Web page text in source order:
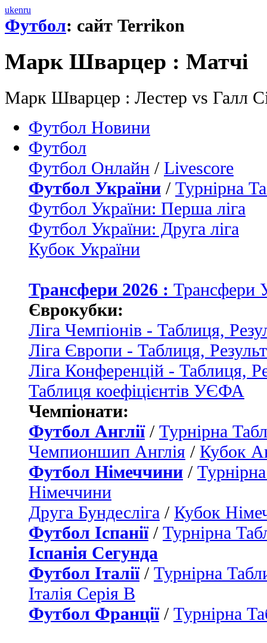
ukenru
Футбол: сайт Terrikon
Марк Шварцер : Матчi
Марк Шварцер : Лестер vs Галл
Футбол Новини
Футбол
Футбол Онлайн / Livescore
Футбол України / Турнірна
Футбол України: Перша ліга
Футбол України: Друга ліга
Кубок України
Трансфери 2026 : Трансфери
Єврокубки:
Ліга Чемпіонів - Таблиця,
Ліга Європи - Таблиця,
Ліга Конференцій - Таблиця,
Таблиця коефіцієнтів УЄФА
Чемпіонати:
Футбол Англії/ Турнірна
Чемпионшип Англія / Кубок
Футбол Німеччини /
Німеччини
Друга Бундесліга / Кубок
Футбол Іспанії/ Турнірна
Іспанія Сегунда
Футбол Італії/ Турнірна
Італія Серія B
Футбол Франції/ Турнірна